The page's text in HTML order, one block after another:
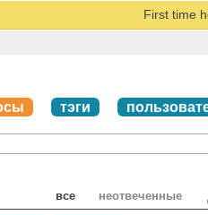
First time
тэги
все неотвеченные